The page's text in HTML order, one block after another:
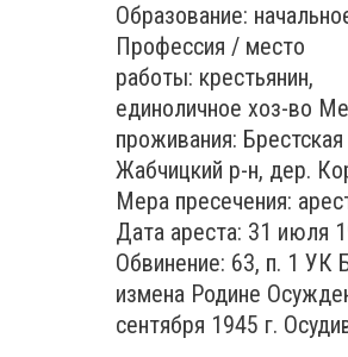
Образование:
Профессия / место
работы: крестьянин,
единоличное хоз-во
проживания:
Жабчицкий р-н, дер.
Мера пресечения:
Дата ареста: 31 июля
Обвинение: 63, п. 1 УК
измена Родине
сентября 1945 г.